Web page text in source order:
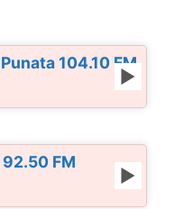
104.10 FM
FM